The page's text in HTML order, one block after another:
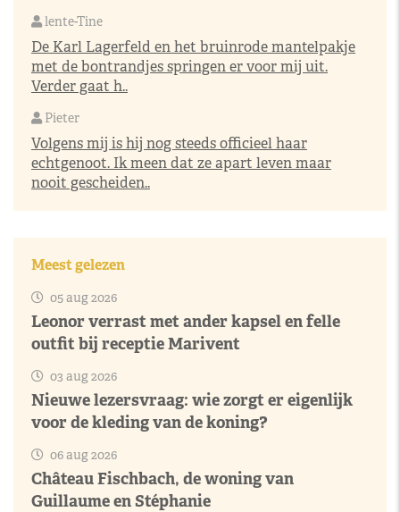
lente-Tine
De Karl Lagerfeld en het bruinrode mantelpakje
met de bontrandjes springen er voor mij uit.
Verder gaat h..
Pieter
Volgens mij is hij nog steeds officieel haar
echtgenoot. Ik meen dat ze apart leven maar
nooit gescheiden..
Meest gelezen
05 aug 2026
Leonor verrast met ander kapsel en felle
outfit bij receptie Marivent
03 aug 2026
Nieuwe lezersvraag: wie zorgt er eigenlijk
voor de kleding van de koning?
06 aug 2026
Château Fischbach, de woning van
Guillaume en Stéphanie